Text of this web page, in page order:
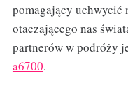
pomagający uchwycić
otaczającego nas
partnerów w podróży
a6700.